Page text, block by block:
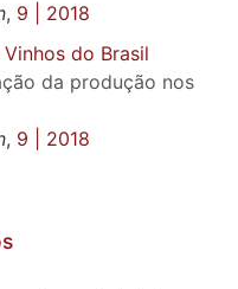
, 9 | 2018
do Brasil
da produção nos
, 9 | 2018